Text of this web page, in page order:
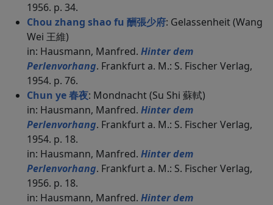
1956. p. 34.
Chou zhang shao fu 酬張少府: Gelassenheit (Wang
Wei 王維)
in: Hausmann, Manfred. Hinter dem
Perlenvorhang. Frankfurt a. M.: S. Fischer Verlag,
1954. p. 76.
Chun ye 春夜: Mondnacht (Su Shi 蘇軾)
in: Hausmann, Manfred. Hinter dem
Perlenvorhang. Frankfurt a. M.: S. Fischer Verlag,
1954. p. 18.
in: Hausmann, Manfred. Hinter dem
Perlenvorhang. Frankfurt a. M.: S. Fischer Verlag,
1956. p. 18.
in: Hausmann, Manfred. Hinter dem